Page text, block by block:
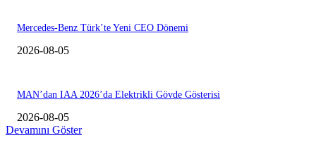
Mercedes-Benz Türk’te Yeni CEO Dönemi
2026-08-05
MAN’dan IAA 2026’da Elektrikli Gövde Gösterisi
2026-08-05
Devamını Göster